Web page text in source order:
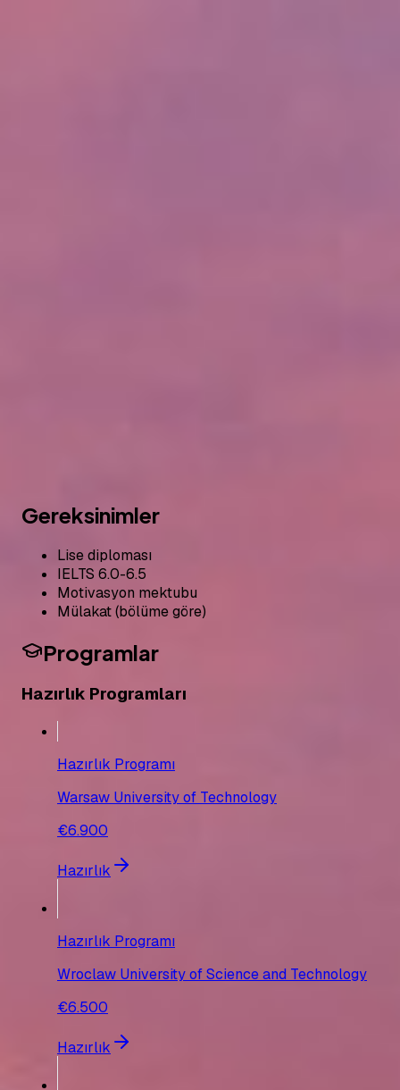
Gereksinimler
Lise diploması
IELTS 6.0-6.5
Motivasyon mektubu
Mülakat (bölüme göre)
Programlar
Hazırlık Programları
Hazırlık Programı
Warsaw University of Technology
€6.900
Hazırlık
Hazırlık Programı
Wroclaw University of Science and Technology
€6.500
Hazırlık